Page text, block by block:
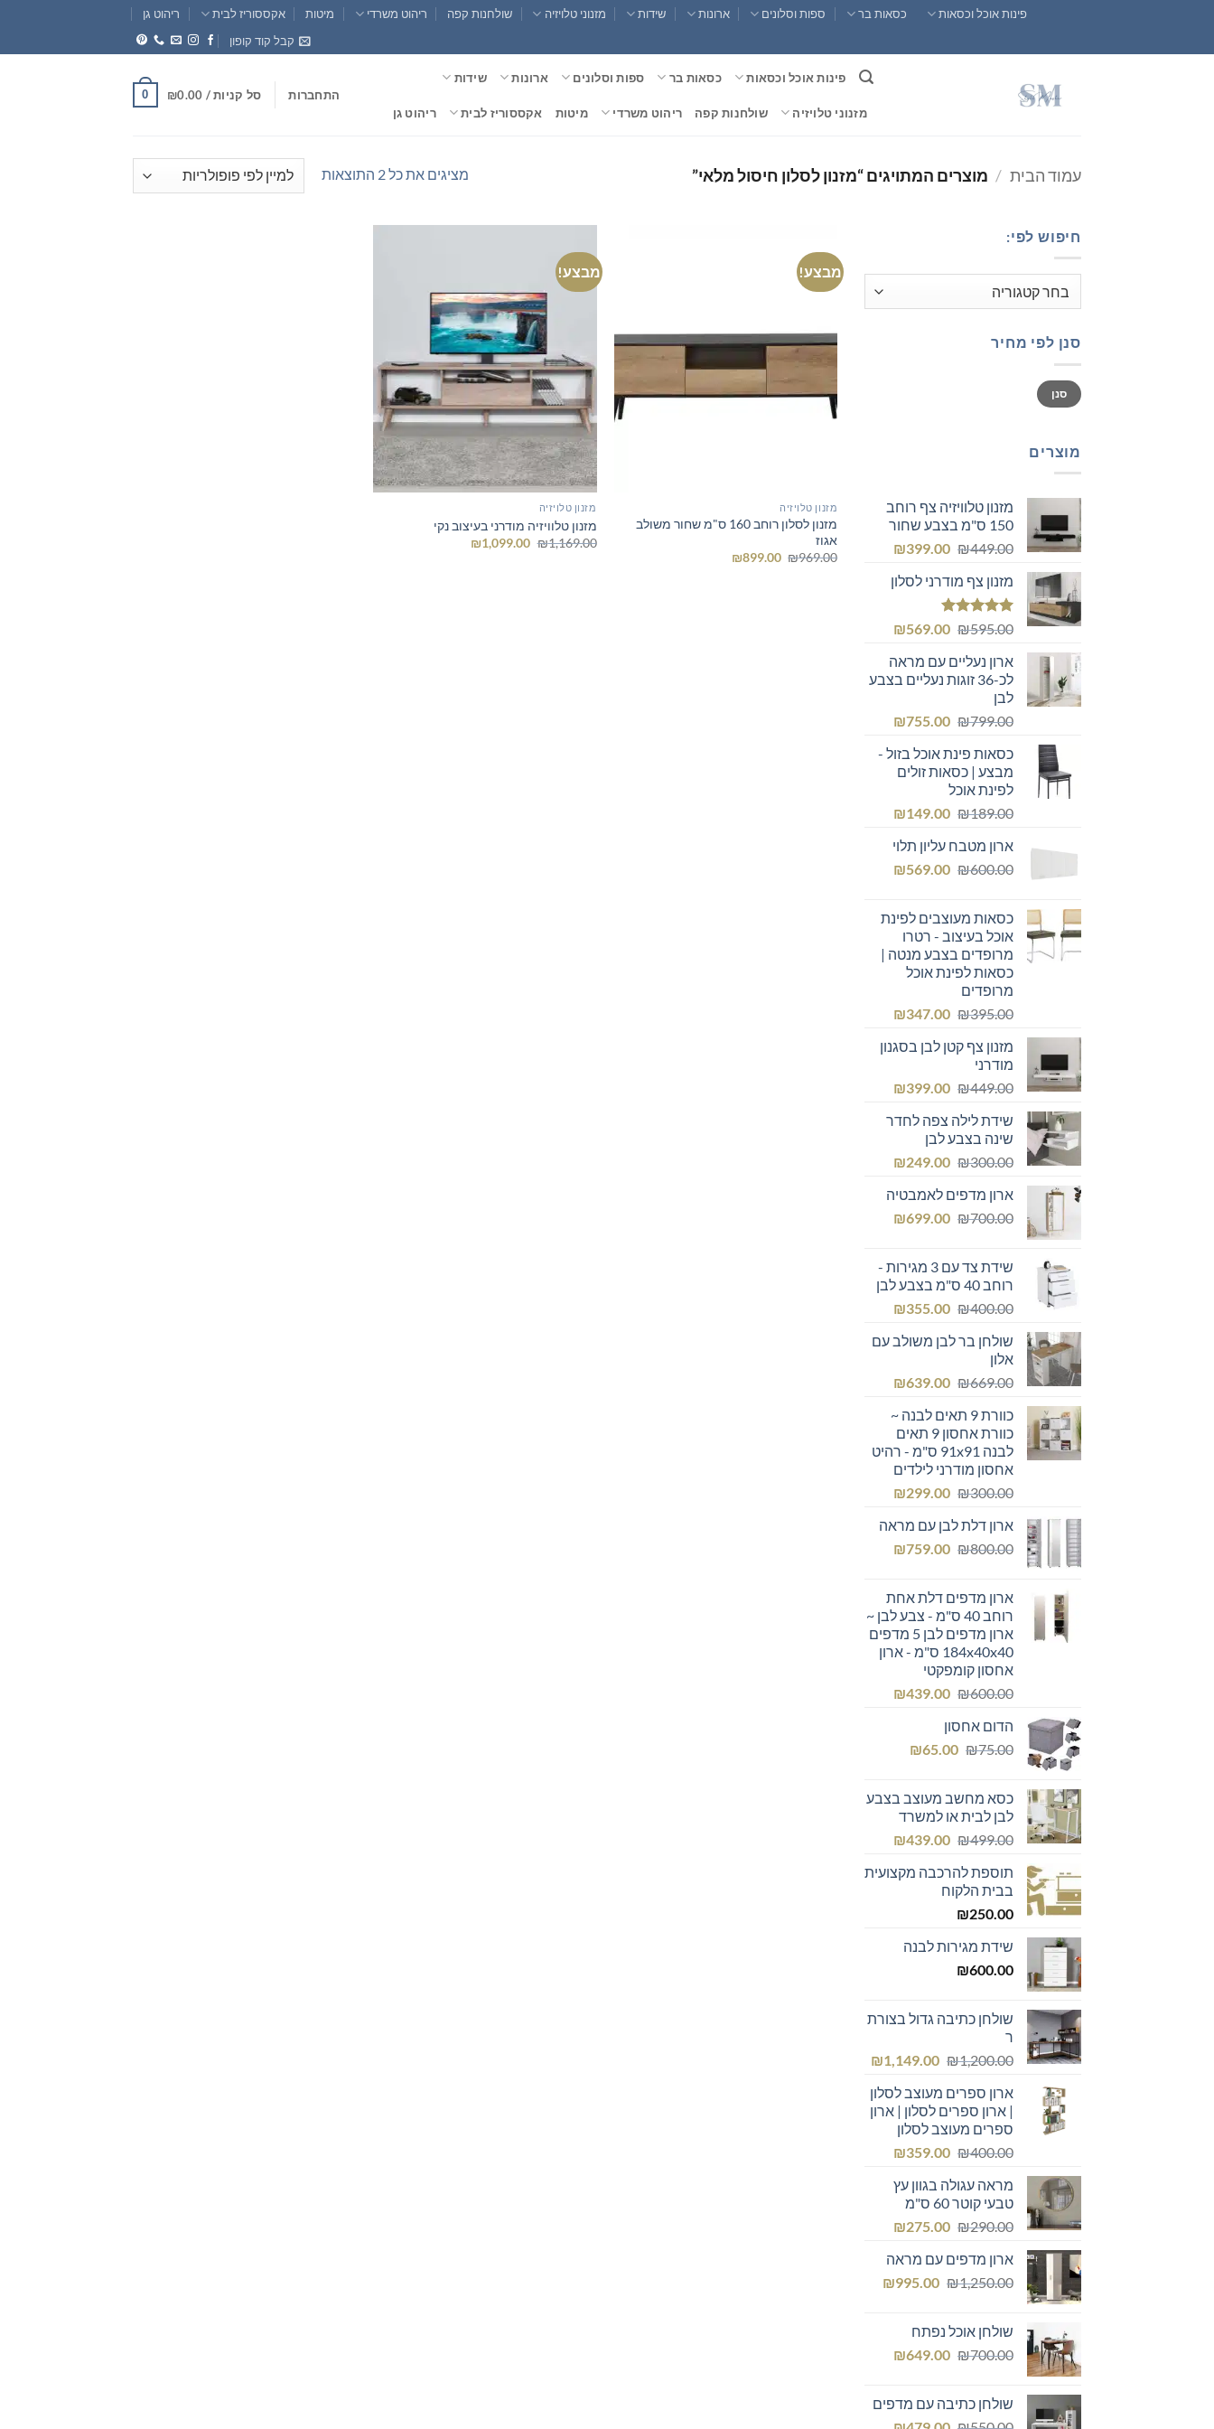
content
פינות אוכל וכסאות כסאות בר ספות וסלונים ארונות שידות מזנוני טלויזיה שולחנות קפה ריהוט משרדי מיטות אקססוריז לבית
ריהוט גן
קבל קוד קופון
פינות אוכל וכסאות כסאות בר ספות וסלונים ארונות שידות
מזנוני טלויזיה שולחנות קפה ריהוט משרדי מיטות אקססוריז לבית ריהוט גן
התחברות סל קניות / ₪0.00
0
עמוד הבית / מוצרים המתויגים “מזנון לסלון חיסול מלאי” מציגים את כל ⁦2⁩ התוצאות
ממוין
לפי
חיפוש לפי:
סנן לפי מחיר
מחיר
מינימלי
מחיר
מקסימלי
סנן
מוצרים
מזנון טלוויזיה צף רוחב
150 ס"מ בצבע שחור
₪449.00
המחיר
היה:
₪449.00.
₪399.00
המחיר
הוא:מזנון צף מודרני לסלון
דורג5.00
₪595.00
המחיר
היה:
₪595.00.
₪569.00
המחיר
הוא:
₪569.00.
ארון נעליים עם מראה
לכ-36 זוגות נעליים בצבע
לבן
₪799.00
המחיר
היה:
₪799.00.
₪755.00
המחיר
הוא:
כסאות פינת אוכל בזול -
מבצע | כסאות זולים
לפינת אוכל
₪189.00
המחיר
היה:
₪189.00.
₪149.00
המחיר
הוא:
₪149.00.
ארון מטבח עליון תלוי
₪600.00
המחיר
₪600.00.
₪569.00
המחיר
₪569.00.כסאות מעוצבים לפינת
אוכל בעיצוב - רטרו
מרופדים בצבע מנטה |
כסאות לפינת אוכל
מרופדים
₪395.00
המחיר
היה:
₪347.00
המחיר
הוא:
מזנון צף קטן לבן בסגנון
מודרני
₪449.00
המחיר
היה:
₪449.00.
₪399.00
המחיר
הוא:שידת לילה צפה לחדר
שינה בצבע לבן
₪300.00
המחיר
היה:
₪300.00.
₪249.00
המחיר
הוא:
₪249.00.
ארון מדפים לאמבטיה
₪700.00
המחיר
₪700.00.
₪699.00
המחיר
₪699.00.שידת צד עם 3 מגירות -
רוחב 40 ס"מ בצבע לבן
₪400.00
המחיר
היה:
₪355.00
המחיר
הוא:
שולחן בר לבן משולב עם
אלון
₪669.00
המחיר
היה:
₪669.00.
₪639.00
המחיר
הוא:כוורת 9 תאים לבנה ~
כוורת אחסון 9 תאים
לבנה 91x91 ס"מ - רהיט
אחסון מודרני לילדים
₪300.00
המחיר
היה:
₪300.00.
₪299.00
המחיר
הוא:
₪299.00.
ארון דלת לבן עם מראה
₪800.00
המחיר
₪800.00.
₪759.00
המחיר
₪759.00.ארון מדפים דלת אחת
רוחב 40 ס"מ - צבע לבן ~
ארון מדפים לבן 5 מדפים
184x40x40 ס"מ - ארון
אחסון קומפקטי
₪600.00
המחיר
היה:
₪600.00.
₪439.00
המחיר
הדום אחסון
₪75.00
המחיר
₪75.00.
₪65.00
המחיר
₪65.00.
כסא מחשב מעוצב בצבע
לבן לבית או למשרד
₪499.00
המחיר
היה:
₪499.00.
₪439.00
המחיר
הוא:
תוספת להרכבה מקצועית
בבית הלקוח
₪250.00
שידת מגירות לבנה
₪600.00
שולחן כתיבה גדול בצורת
ר
₪1,200.00
המחיר
היה:
₪1,200.00.
₪1,149.00
המחיר
הוא:
₪1,149.00.
ארון ספרים מעוצב לסלון
| ארון ספרים לסלון | ארון
ספרים מעוצב לסלון
₪400.00
המחיר
היה:
₪400.00.
₪359.00
המחיר
הוא:מראה עגולה בגוון עץ
טבעי קוטר 60 ס"מ
₪290.00
המחיר
היה:
₪290.00.
₪275.00
המחיר
הוא:
₪275.00.
ארון מדפים עם מראה
₪1,250.00
המחיר
₪1,250.00.
₪995.00
המחיר
שולחן אוכל נפתח
₪700.00
המחיר
₪700.00.
₪649.00
המחיר
₪649.00.שולחן כתיבה עם מדפים
מבצע!
מזנון טלויזיה
מזנון לסלון רוחב 160 ס"מ שחור משולב
אגוז
₪969.00
המחיר ₪899.00
מבצע!
מזנון טלויזיה
מזנון טלוויזיה מודרני בעיצוב נקי
₪1,169.00
המחיר
₪1,099.00
המחיר